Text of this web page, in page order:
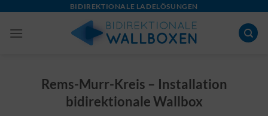
content
BIDIREKTIONALE LADELÖSUNGEN
Rems-Murr-Kreis – Installation
bidirektionale Wallbox